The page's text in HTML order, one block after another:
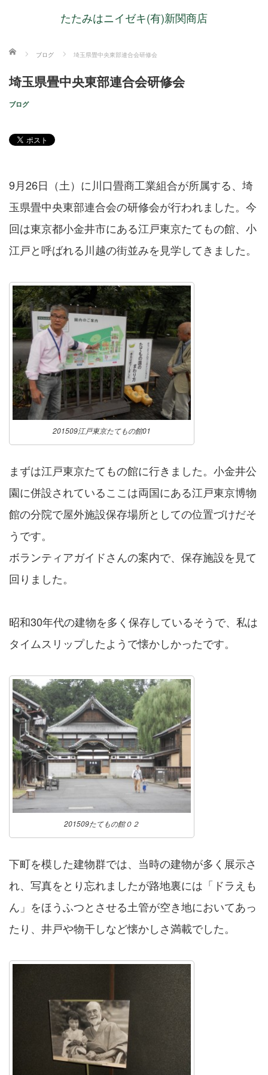
たたみはニイゼキ(有)新関商店
ホーム ブログ 埼玉県畳中央東部連合会研修会
埼玉県畳中央東部連合会研修会
ブログ
9月26日（土）に川口畳商工業組合が所属する、埼
玉県畳中央東部連合会の研修会が行われました。今
回は東京都小金井市にある江戸東京たてもの館、小
江戸と呼ばれる川越の街並みを見学してきました。
201509江戸東京たてもの館01
まずは江戸東京たてもの館に行きました。小金井公
園に併設されているここは両国にある江戸東京博物
館の分院で屋外施設保存場所としての位置づけだそ
うです。
ボランティアガイドさんの案内で、保存施設を見て
回りました。
昭和30年代の建物を多く保存しているそうで、私は
タイムスリップしたようで懐かしかったです。
201509たてもの館０２
下町を模した建物群では、当時の建物が多く展示さ
れ、写真をとり忘れましたが路地裏には「ドラえも
ん」をほうふつとさせる土管が空き地においてあっ
たり、井戸や物干しなど懐かしさ満載でした。